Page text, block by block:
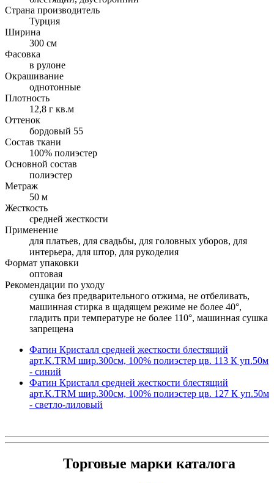
Страна производитель
Турция
Ширина
300 см
Фасовка
в рулоне
Окрашивание
однотонные
Плотность
12,8 г кв.м
Оттенок
бордовый 55
Состав ткани
100% полиэстер
Основной состав
полиэстер
Метраж
50 м
Жесткость
средней жесткости
Применение
для платьев, для свадьбы, для головных уборов, для
интерьера, для штор, для рукоделия
Формат упаковки
оптовая
Рекомендации по уходу
cушка без предварительного отжима, не отбеливать,
машинная стирка в щадящем режиме не более 40°,
гладить при температуре не более 110°, машинная сушка
запрещена
Фатин Кристалл средней жесткости блестящий
арт.K.TRM шир.300см, 100% полиэстер цв. 113 К уп.50м
- синий
Фатин Кристалл средней жесткости блестящий
арт.K.TRM шир.300см, 100% полиэстер цв. 127 К уп.50м
- светло-лиловый
Торговые марки каталога